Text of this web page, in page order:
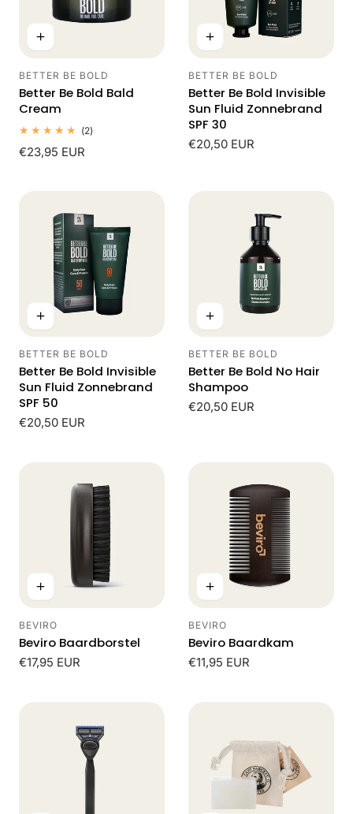
Leverancier:
BETTER BE BOLD
Better Be Bold Bald
Cream
(2)2
Normale
€23,95 EUR
Leverancier:
BETTER BE BOLD
Better Be Bold Invisible
Sun Fluid Zonnebrand
SPF 30
Normale
€20,50 EUR
Leverancier:
BETTER BE BOLD
Better Be Bold Invisible
Sun Fluid Zonnebrand
SPF 50
Normale
€20,50 EUR
Leverancier:
BETTER BE BOLD
Better Be Bold No Hair
Shampoo
Normale
€20,50 EUR
Leverancier:
BEVIRO
Beviro Baardborstel
Normale
€17,95 EUR
Leverancier:
BEVIRO
Beviro Baardkam
Normale
€11,95 EUR